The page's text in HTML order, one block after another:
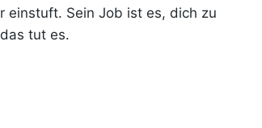
einstuft. Sein Job ist es, dich zu
tut es.